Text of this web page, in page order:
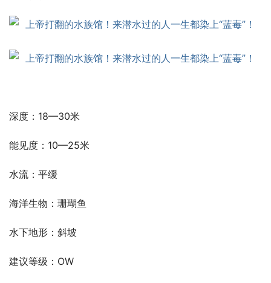
深度：18—30米
能见度：10—25米
水流：平缓
海洋生物：珊瑚鱼
水下地形：斜坡
建议等级：OW